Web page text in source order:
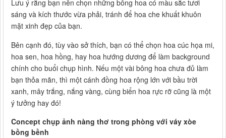
Lưu ý rằng bạn nên chọn những bông hoa có màu sắc tươi
sáng và kích thước vừa phải, tránh để hoa che khuất khuôn
mặt xinh đẹp của bạn.
Bên cạnh đó, tùy vào sở thích, bạn có thể chọn hoa cúc họa mi,
hoa sen, hoa hồng, hay hoa hướng dương để làm background
chính cho buổi chụp hình. Nếu một vài bông hoa chưa đủ làm
bạn thỏa mãn, thì một cánh đồng hoa rộng lớn với bầu trời
xanh, mây trắng, nắng vàng, cùng biển hoa rực rỡ cũng là một
ý tưởng hay đó!
Concept chụp ảnh nàng thơ trong phòng với váy xòe
bồng bềnh